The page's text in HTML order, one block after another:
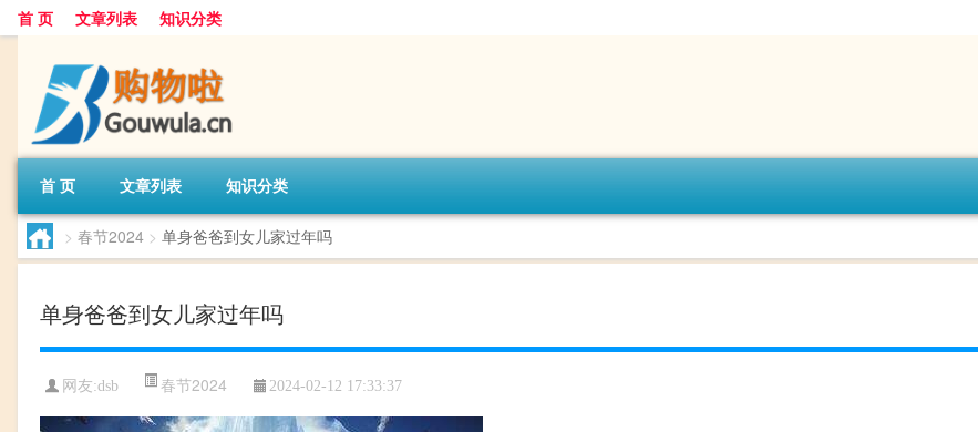
首 页 文章列表 知识分类
首 页 文章列表 知识分类
> 春节2024 > 单身爸爸到女儿家过年吗
单身爸爸到女儿家过年吗
网友:dsb 春节2024 2024-02-12 17:33:37